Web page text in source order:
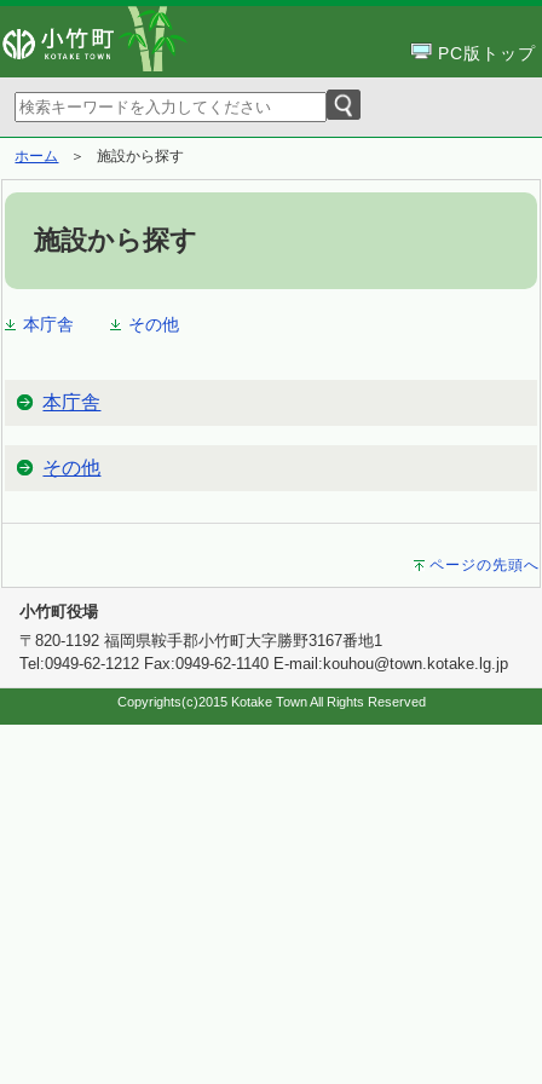
PC版トップ
ホーム 施設から探す
施設から探す
本庁舎 その他
本庁舎
その他
ページの先頭へ
小竹町役場
〒820-1192 福岡県鞍手郡小竹町大字勝野3167番地1
Tel:0949-62-1212 Fax:0949-62-1140 E-mail:kouhou@town.kotake.lg.jp
Copyrights(c)2015 Kotake Town All Rights Reserved